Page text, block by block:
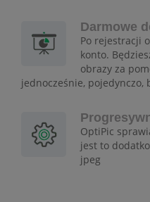
Darmowe
Po rejestracji
konto.
obrazy za
jednocześnie, pojedynczo,
OptiPic
jest to
jpeg